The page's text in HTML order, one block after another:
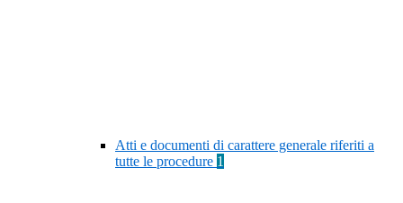
Atti e documenti di carattere generale riferiti a
tutte le procedure 1